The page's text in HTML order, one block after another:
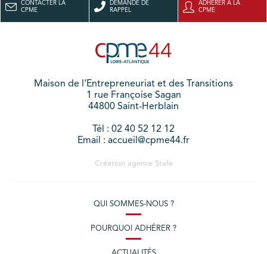
CONTACTER LA
CPME
DEMANDE DE
RAPPEL
ADHÉRER À LA
CPME
Maison de l’Entrepreneuriat et des Transitions
1 rue Françoise Sagan
44800 Saint-Herblain
Tél : 02 40 52 12 12
Email : accueil@cpme44.fr
Création agence Stafe
QUI SOMMES-NOUS ?
POURQUOI ADHÉRER ?